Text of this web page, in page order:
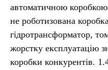
автоматичною
не роботизована
гідротрансформатор,
жорстку експлуатацію
коробки конкурентів.